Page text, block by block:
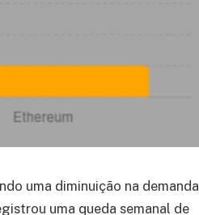
uma diminuição na demanda
uma queda semanal de